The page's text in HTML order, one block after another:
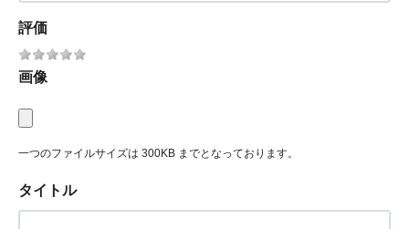
評価
画像
一つのファイルサイズは 300KB までとなっております。
タイトル